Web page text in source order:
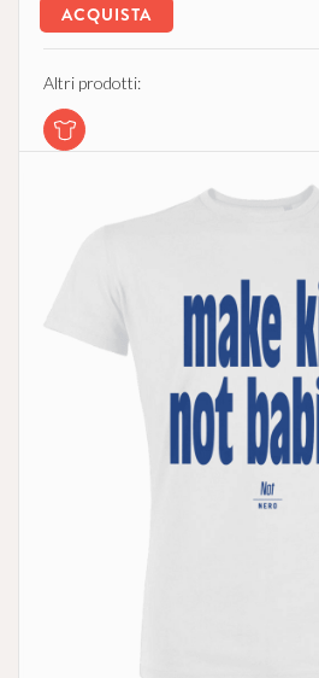
ACQUISTA
Altri prodotti: